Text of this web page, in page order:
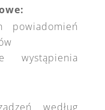
powiadomień
wystąpienia
według